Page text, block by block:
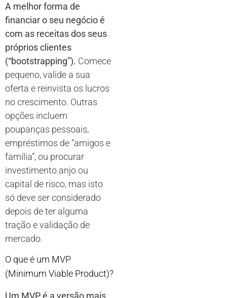
A melhor forma de
financiar o seu negócio é
com as receitas dos seus
próprios clientes
(“bootstrapping”). Comece
pequeno, valide a sua
oferta e reinvista os lucros
no crescimento. Outras
opções incluem
poupanças pessoais,
empréstimos de “amigos e
família”, ou procurar
investimento anjo ou
capital de risco, mas isto
só deve ser considerado
depois de ter alguma
tração e validação de
mercado.
O que é um MVP
(Minimum Viable Product)?
Um MVP é a versão mais